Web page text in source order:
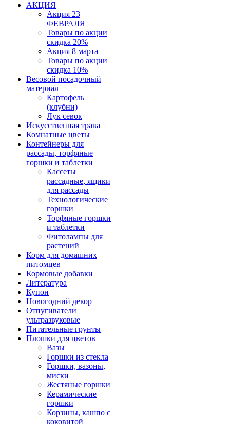
АКЦИЯ
Акция 23
ФЕВРАЛЯ
Товары по акции
скидка 20%
Акция 8 марта
Товары по акции
скидка 10%
Весовой посадочный
материал
Картофель
(клубни)
Лук севок
Искусственная трава
Комнатные цветы
Контейнеры для
рассады, торфяные
горшки и таблетки
Кассеты
рассадные, ящики
для рассады
Технологические
горшки
Торфяные горшки
и таблетки
Фитолампы для
растений
Корм для домашних
питомцев
Кормовые добавки
Литература
Купон
Новогодний декор
Отпугиватели
ультразвуковые
Питательные грунты
Плошки для цветов
Вазы
Горшки из стекла
Горшки, вазоны,
миски
Жестяные горшки
Керамические
горшки
Корзины, кашпо с
коковитой